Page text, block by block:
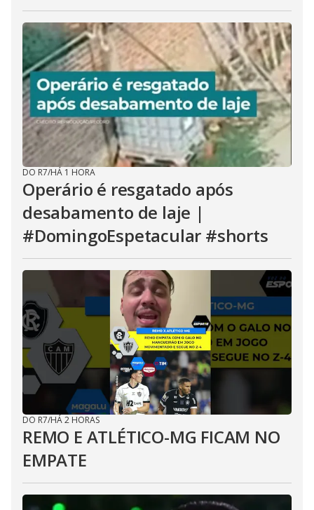
DO R7/HÁ 1 HORA
Operário é resgatado após
desabamento de laje |
#DomingoEspetacular #shorts
DO R7/HÁ 2 HORAS
REMO E ATLÉTICO-MG FICAM NO
EMPATE